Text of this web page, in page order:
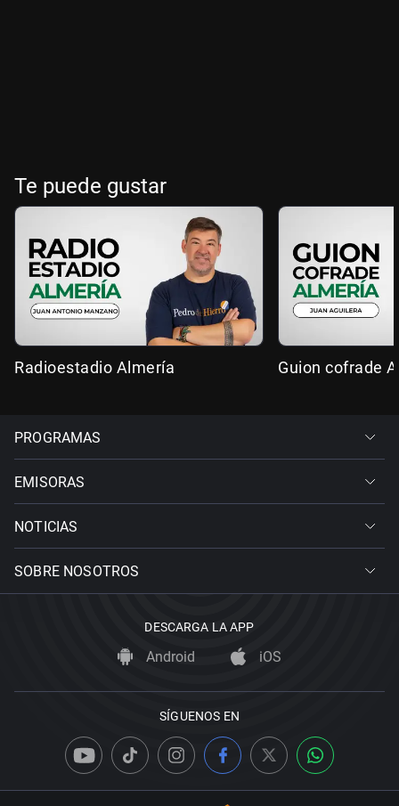
Te puede gustar
Radioestadio Almería Guion cofrade
PROGRAMAS
EMISORAS
NOTICIAS
SOBRE NOSOTROS
DESCARGA LA APP
Android iOS
SÍGUENOS EN